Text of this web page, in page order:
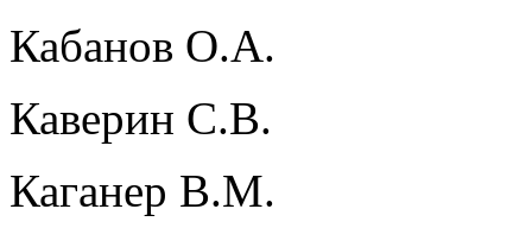
Кабанов О.А.
Каверин С.В.
Каганер В.М.